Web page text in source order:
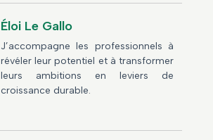
Éloi Le Gallo
J’accompagne les professionnels à
révéler leur potentiel et à transformer
leurs ambitions en leviers de
croissance durable.